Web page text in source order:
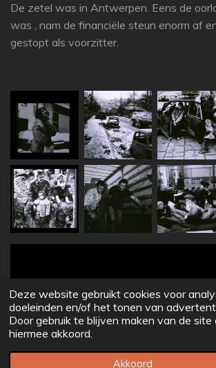
Deze website gebruikt cookies voor
doeleinden en/of het tonen van
Door gebruik te blijven maken van de site
hiermee akkoord.
Akkoord
De zetel was in Antwerpen. Eens de
was , nam de financiële steun enorm af
gestopt als voorzitter.